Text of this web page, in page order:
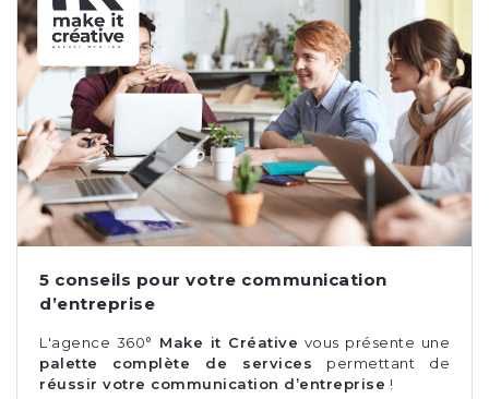
5 conseils pour votre communication
d’entreprise
L'agence 360° Make it Créative vous présente une
palette complète de services permettant de
réussir votre communication d’entreprise !